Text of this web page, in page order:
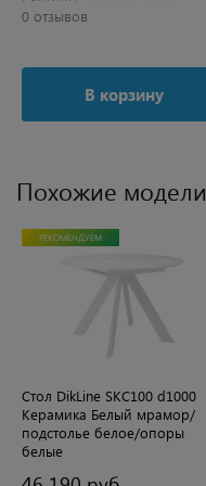
0 отзывов
В корзину
Похожие модели
РЕКОМЕНДУЕМ
Стол DikLine SKC100 d1000
Керамика Белый мрамор/
подстолье белое/опоры
белые